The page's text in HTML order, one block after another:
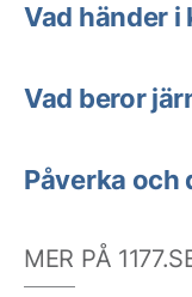
Vad händer i
Vad beror
Påverka och
MER PÅ